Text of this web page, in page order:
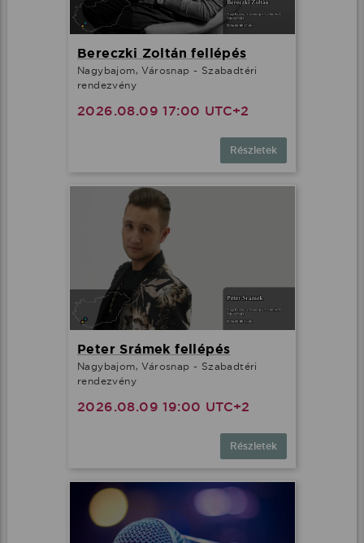
Bereczki Zoltán fellépés
Nagybajom, Városnap - Szabadtéri
rendezvény
2026.08.09 17:00 UTC+2
Részletek
Peter Srámek fellépés
Nagybajom, Városnap - Szabadtéri
rendezvény
2026.08.09 19:00 UTC+2
Részletek